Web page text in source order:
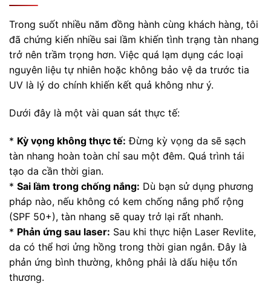
Trong suốt nhiều năm đồng hành cùng khách hàng, tôi
đã chứng kiến nhiều sai lầm khiến tình trạng tàn nhang
trở nên trầm trọng hơn. Việc quá lạm dụng các loại
nguyên liệu tự nhiên hoặc không bảo vệ da trước tia
UV là lý do chính khiến kết quả không như ý.
Dưới đây là một vài quan sát thực tế:
* Kỳ vọng không thực tế: Đừng kỳ vọng da sẽ sạch
tàn nhang hoàn toàn chỉ sau một đêm. Quá trình tái
tạo da cần thời gian.
* Sai lầm trong chống nắng: Dù bạn sử dụng phương
pháp nào, nếu không có kem chống nắng phổ rộng
(SPF 50+), tàn nhang sẽ quay trở lại rất nhanh.
* Phản ứng sau laser: Sau khi thực hiện Laser Revlite,
da có thể hơi ửng hồng trong thời gian ngắn. Đây là
phản ứng bình thường, không phải là dấu hiệu tổn
thương.